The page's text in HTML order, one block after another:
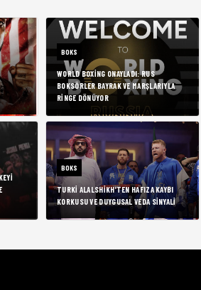
BOKS
WORLD BOXING ONAYLADI: RUS
BOKSÖRLER BAYRAK VE MARŞLARIYLA
RINGE DÖNÜYOR
BOKS
TURKI ALALSHIKH’TEN HAFIZA KAYBI
KORKUSU VE DUYGUSAL VEDA SINYALI